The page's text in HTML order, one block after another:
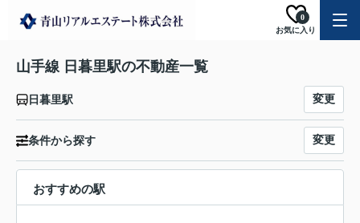
お気に入り
0
山手線 日暮里駅の不動産一覧
日暮里駅 変更
条件から探す 変更
おすすめの駅